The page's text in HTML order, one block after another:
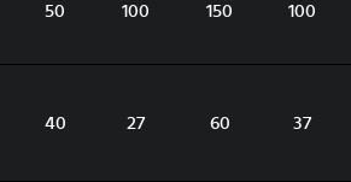
50 100 150 100
40 27 60 37